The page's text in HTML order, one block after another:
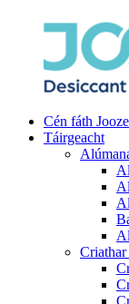
Cén fáth
Táirgeacht